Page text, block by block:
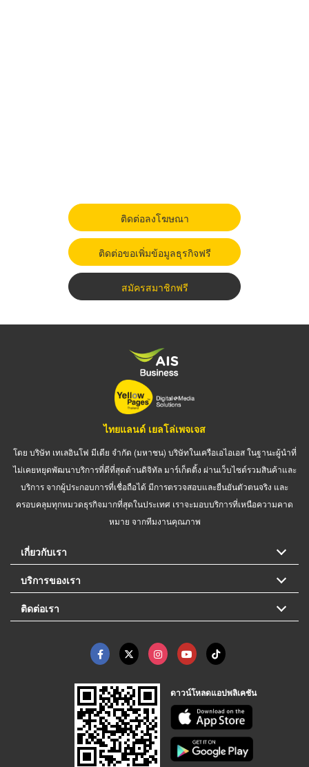
ติดต่อลงโฆษณา
ติดต่อขอเพิ่มข้อมูลธุรกิจฟรี
สมัครสมาชิกฟรี
ไทยแลนด์ เยลโล่เพจเจส
โดย บริษัท เทเลอินโฟ มีเดีย จำกัด (มหาชน) บริษัทในเครือเอไอเอส ในฐานะผู้นำที่
ไม่เคยหยุดพัฒนาบริการที่ดีที่สุดด้านดิจิทัล มาร์เก็ตติ้ง ผ่านเว็บไซต์รวมสินค้าและ
บริการ จากผู้ประกอบการที่เชื่อถือได้ มีการตรวจสอบและยืนยันตัวตนจริง และ
ครอบคลุมทุกหมวดธุรกิจมากที่สุดในประเทศ เราจะมอบบริการที่เหนือความคาด
หมาย จากทีมงานคุณภาพ
เกี่ยวกับเรา
บริการของเรา
ติดต่อเรา
ดาวน์โหลดแอปพลิเคชัน